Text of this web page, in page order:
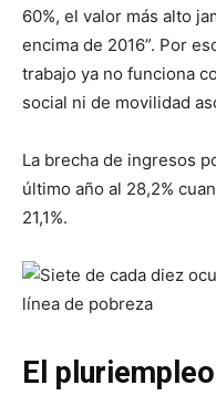
60%, el valor más alto
encima de 2016”. Por
trabajo ya no funciona
social ni de movilidad
La brecha de ingresos
último año al 28,2%
21,1%.
El